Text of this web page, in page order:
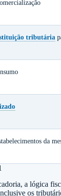
tributária
da
a lógica
os